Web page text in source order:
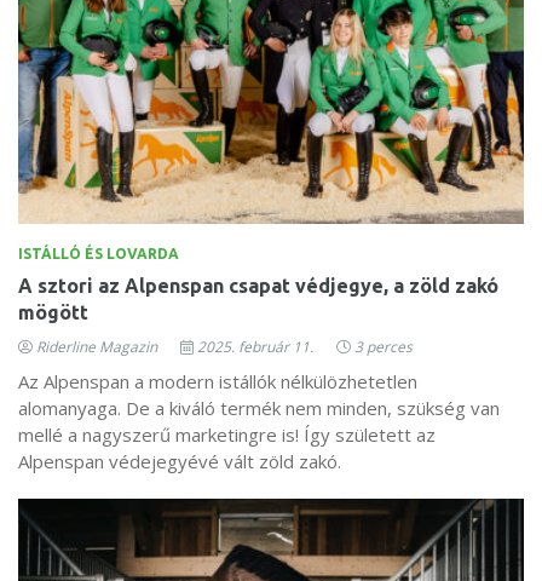
ISTÁLLÓ ÉS LOVARDA
A sztori az Alpenspan csapat védjegye, a zöld zakó
mögött
Riderline Magazin 2025. február 11. 3 perces
Az Alpenspan a modern istállók nélkülözhetetlen
alomanyaga. De a kiváló termék nem minden, szükség van
mellé a nagyszerű marketingre is! Így született az
Alpenspan védejegyévé vált zöld zakó.